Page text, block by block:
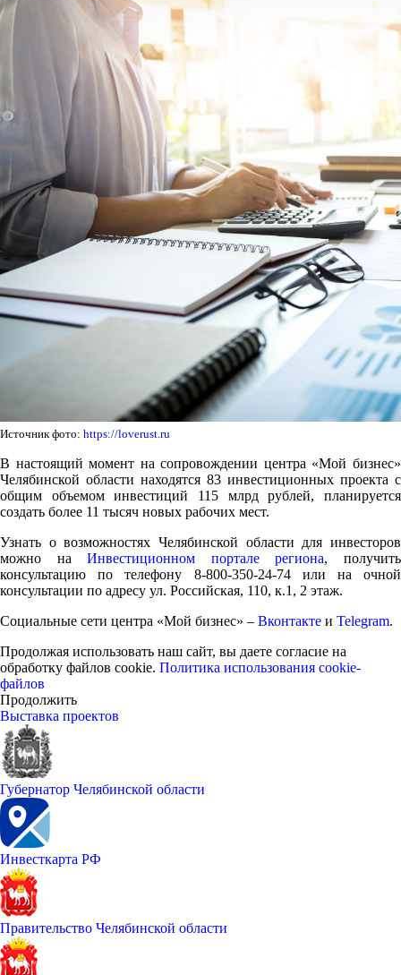
Источник фото: https://loverust.ru
В настоящий момент на сопровождении центра «Мой бизнес»
Челябинской области находятся 83 инвестиционных проекта с
общим объемом инвестиций 115 млрд рублей, планируется
создать более 11 тысяч новых рабочих мест.
Узнать о возможностях Челябинской области для инвесторов
можно наИнвестиционном портале региона, получить
консультацию по телефону 8-800-350-24-74 или на очной
консультации по адресу ул. Российская, 110, к.1, 2 этаж.
Социальные сети центра «Мой бизнес» – Вконтакте и Telegram.
Продолжая использовать наш сайт, вы даете согласие на
обработку файлов cookie. Политика использования cookie-
файлов
Продолжить
Выставка проектов
Губернатор Челябинской области
Инвесткарта РФ
Правительство Челябинской области